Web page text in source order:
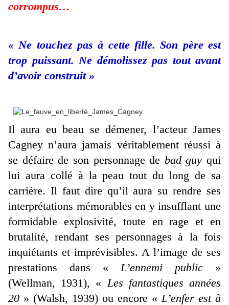
corrompus…
« Ne touchez pas à cette fille. Son père est
trop puissant. Ne démolissez pas tout avant
d’avoir construit »
Il aura eu beau se démener, l’acteur James
Cagney n’aura jamais véritablement réussi à
se défaire de son personnage de bad guy qui
lui aura collé à la peau tout du long de sa
carrière. Il faut dire qu’il aura su rendre ses
interprétations mémorables en y insufflant une
formidable explosivité, toute en rage et en
brutalité, rendant ses personnages à la fois
inquiétants et imprévisibles. A l’image de ses
prestations dans « L’ennemi public »
(Wellman, 1931), « Les fantastiques années
20 » (Walsh, 1939) ou encore « L’enfer est à